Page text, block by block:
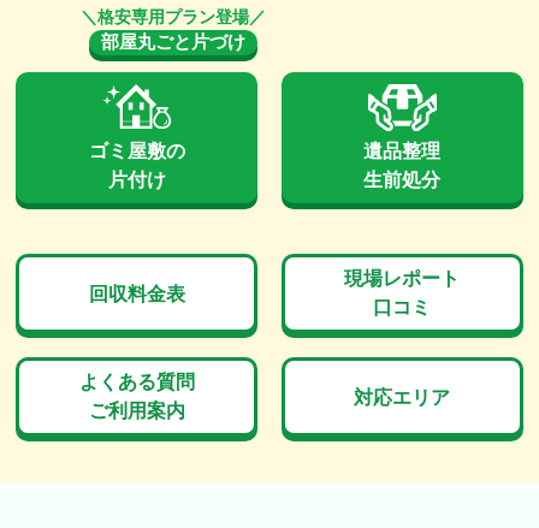
部屋丸ごと片づけ
ゴミ屋敷の
片付け
遺品整理
生前処分
回収料金表
現場レポート
口コミ
よくある質問
ご利用案内
対応エリア